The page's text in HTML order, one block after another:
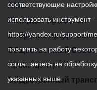
АМС
Интернет приемная
Собрание
Общественный Совет
Пресс-центр
Общественный
соответствующие
использовать инструмент
https://yandex.ru/support/
повлиять на работу
соглашаетесь на
указанных выше.